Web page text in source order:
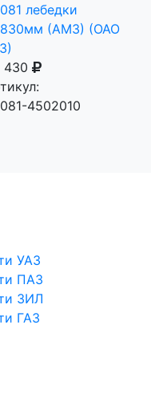
лебедки
(АМЗ) (ОАО
430
4502010
УАЗ
ПАЗ
ЗИЛ
ГАЗ